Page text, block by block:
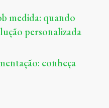
medida: quando
personalizada
conheça